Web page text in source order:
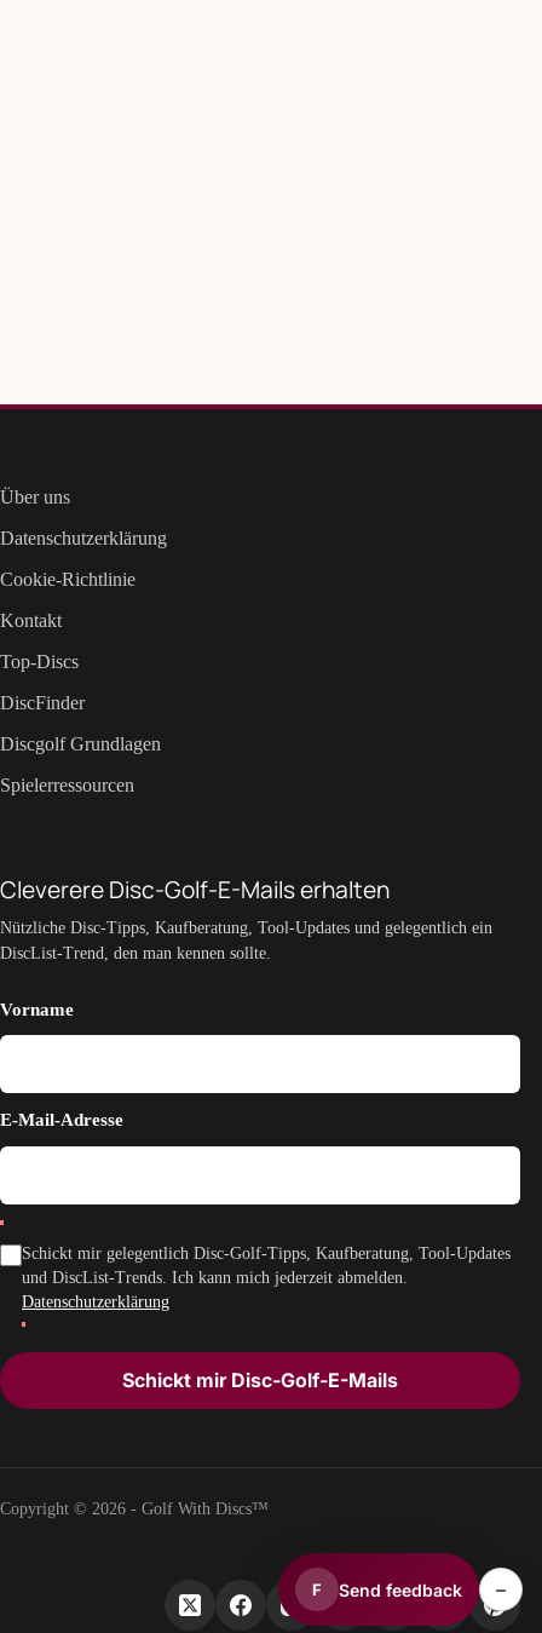
Über uns
Datenschutzerklärung
Cookie-Richtlinie
Kontakt
Top-Discs
DiscFinder
Discgolf Grundlagen
Spielerressourcen
Cleverere Disc-Golf-E-Mails erhalten
Nützliche Disc-Tipps, Kaufberatung, Tool-Updates und gelegentlich ein
DiscList-Trend, den man kennen sollte.
Vorname
E-Mail-Adresse
Schickt mir gelegentlich Disc-Golf-Tipps, Kaufberatung, Tool-Updates
und DiscList-Trends. Ich kann mich jederzeit abmelden.
Datenschutzerklärung
Schickt mir Disc-Golf-E-Mails
Copyright © 2026 - Golf With Discs™
F Send feedback –